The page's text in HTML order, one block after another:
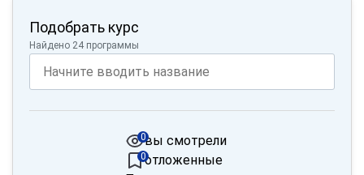
Подобрать курс
Найдено 24 программы
вы смотрели
0
отложенные
0